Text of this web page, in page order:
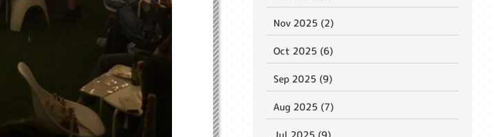
Nov 2025 (2)
Oct 2025 (6)
Sep 2025 (9)
Aug 2025 (7)